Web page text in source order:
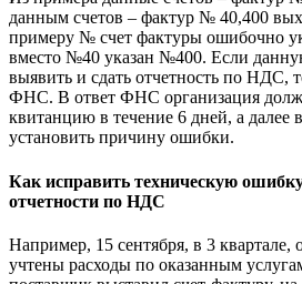
данным счетов – фактур № 40,400
примеру № счет фактуры ошибочно
вместо №40 указан №400. Если
выявить и сдать отчетность по НДС,
ФНС. В ответ ФНС организация
квитанцию в течение 6 дней, а далее
установить причину ошибки.
Как исправить техническую
отчетности по НДС
Например, 15 сентября, в 3 квартале,
учтены расходы по оказанным